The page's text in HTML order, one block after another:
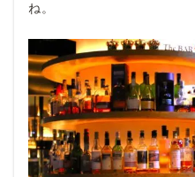
ね。